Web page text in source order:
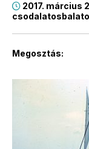
2017. március
Megosztás: